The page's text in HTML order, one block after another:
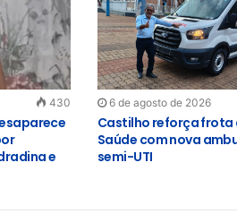
430
e
6 de agosto de 2026
Castilho reforça frota
Saúde com nova
semi-UTI